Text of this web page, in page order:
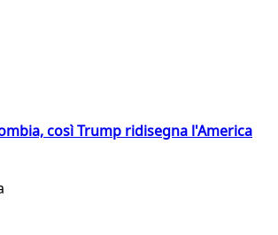
così Trump ridisegna l'America